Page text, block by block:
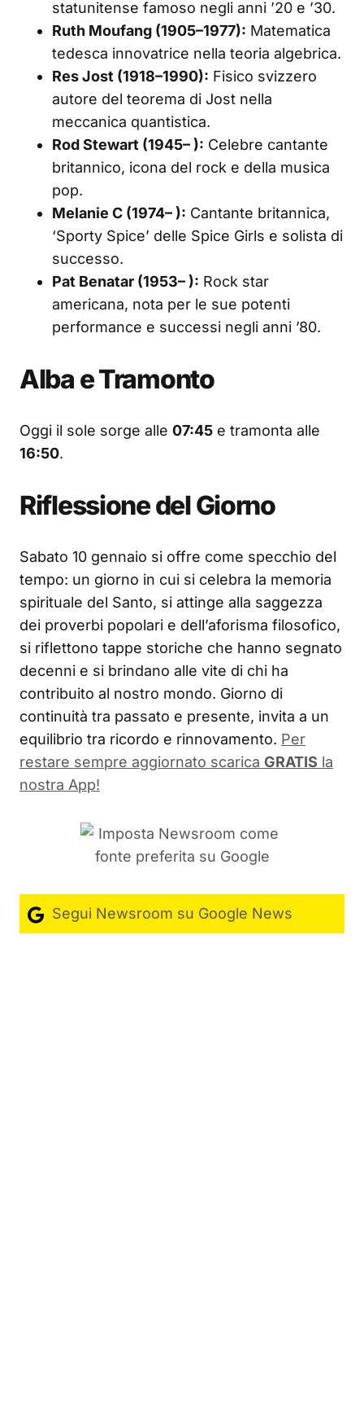
statunitense famoso negli anni ’20 e ’30.
Ruth Moufang (1905–1977): Matematica
tedesca innovatrice nella teoria algebrica.
Res Jost (1918–1990): Fisico svizzero
autore del teorema di Jost nella
meccanica quantistica.
Rod Stewart (1945– ): Celebre cantante
britannico, icona del rock e della musica
pop.
Melanie C (1974– ): Cantante britannica,
‘Sporty Spice’ delle Spice Girls e solista di
successo.
Pat Benatar (1953– ): Rock star
americana, nota per le sue potenti
performance e successi negli anni ’80.
Alba e Tramonto
Oggi il sole sorge alle 07:45 e tramonta alle
16:50.
Riflessione del Giorno
Sabato 10 gennaio si offre come specchio del
tempo: un giorno in cui si celebra la memoria
spirituale del Santo, si attinge alla saggezza
dei proverbi popolari e dell’aforisma filosofico,
si riflettono tappe storiche che hanno segnato
decenni e si brindano alle vite di chi ha
contribuito al nostro mondo. Giorno di
continuità tra passato e presente, invita a un
equilibrio tra ricordo e rinnovamento. Per
restare sempre aggiornato scarica GRATIS la
nostra App!
Segui Newsroom su Google News